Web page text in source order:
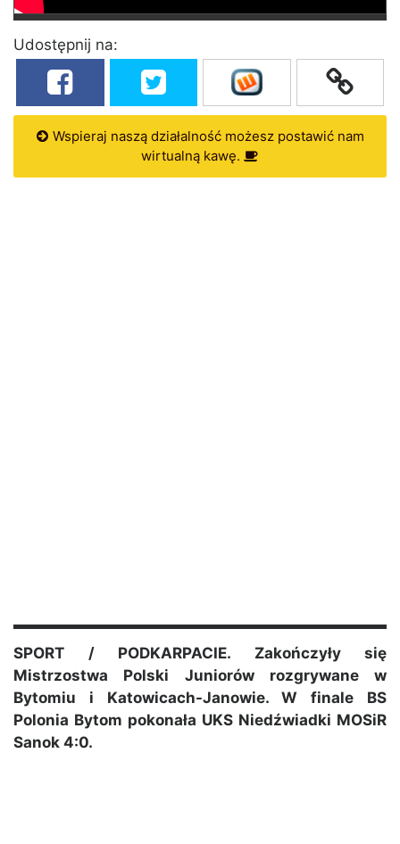
Udostępnij na:
Wspieraj naszą działalność możesz postawić nam
wirtualną kawę.
SPORT / PODKARPACIE. Zakończyły się
Mistrzostwa Polski Juniorów rozgrywane w
Bytomiu i Katowicach-Janowie. W finale BS
Polonia Bytom pokonała UKS Niedźwiadki MOSiR
Sanok 4:0.